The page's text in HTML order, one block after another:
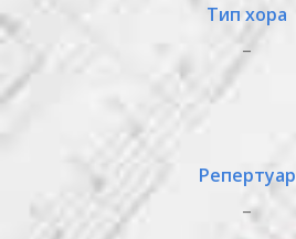
Тип хора
Репертуар